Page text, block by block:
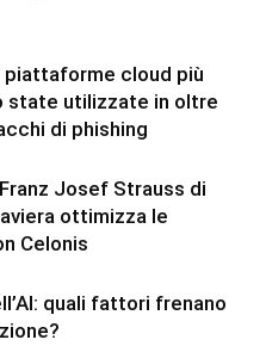
piattaforme cloud più
state utilizzate in oltre
di phishing
Josef Strauss di
ottimizza le
Celonis
quali fattori frenano